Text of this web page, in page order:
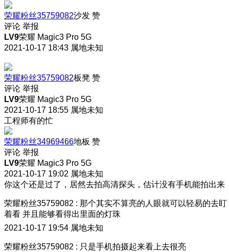
荣耀粉丝35759082沙发 赞
评论 举报
LV9荣耀 Magic3 Pro 5G
2021-10-17 18:43 属地未知
荣耀粉丝35759082板凳 赞
评论 举报
LV9荣耀 Magic3 Pro 5G
2021-10-17 18:55 属地未知
工程师有的忙
荣耀粉丝34969466地板 赞
评论 举报
LV9荣耀 Magic3 Pro 5G
2021-10-17 19:02 属地未知
你这个还是过了，居然去拍高清探头，估计没有手机能拍出来
荣耀粉丝35759082 : 那个其实不算亮的人眼就可以轻易的去盯
着看 并且能够看得出里面的灯珠
2021-10-17 19:54 属地未知
荣耀粉丝35759082 : 只是手机拍摄起来看上去很亮